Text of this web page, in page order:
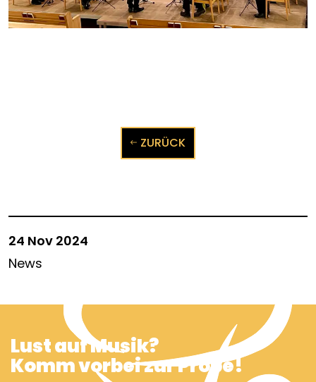
ZURÜCK
24 Nov 2024
News
Lust auf Musik?
Komm vorbei zur Probe!